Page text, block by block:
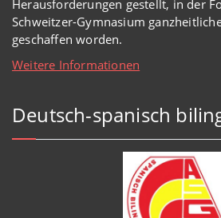
Herausforderungen gestellt, in der
Schweitzer-Gymnasium ganzheitl
geschaffen worden.
Weitere Informationen
Deutsch-spanisch